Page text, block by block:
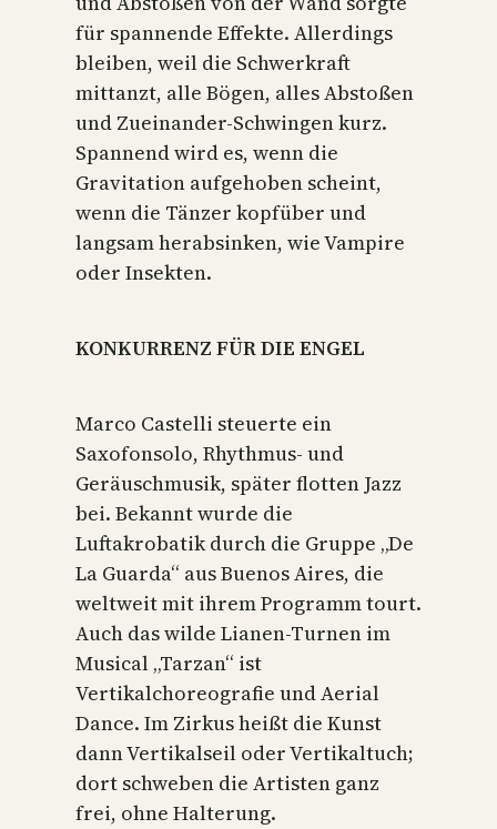
für spannende Effekte. Allerdings
bleiben, weil die Schwerkraft
mittanzt, alle Bögen, alles Abstoßen
und Zueinander-Schwingen kurz.
Spannend wird es, wenn die
Gravitation aufgehoben scheint,
wenn die Tänzer kopfüber und
langsam herabsinken, wie Vampire
oder Insekten.
KONKURRENZ FÜR DIE ENGEL
Marco Castelli steuerte ein
Saxofonsolo, Rhythmus- und
Geräuschmusik, später flotten Jazz
bei. Bekannt wurde die
Luftakrobatik durch die Gruppe „De
La Guarda“ aus Buenos Aires, die
weltweit mit ihrem Programm tourt.
Auch das wilde Lianen-Turnen im
Musical „Tarzan“ ist
Vertikalchoreografie und Aerial
Dance. Im Zirkus heißt die Kunst
dann Vertikalseil oder Vertikaltuch;
dort schweben die Artisten ganz
frei, ohne Halterung.